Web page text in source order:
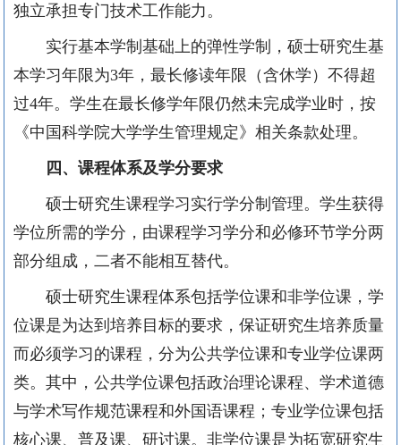
独立承担专门技术工作能力。
实行基本学制基础上的弹性学制，硕士研究生基
本学习年限为3年，最长修读年限（含休学）不得超
过4年。学生在最长修学年限仍然未完成学业时，按
《中国科学院大学学生管理规定》相关条款处理。
四、课程体系及学分要求
硕士研究生课程学习实行学分制管理。学生获得
学位所需的学分，由课程学习学分和必修环节学分两
部分组成，二者不能相互替代。
硕士研究生课程体系包括学位课和非学位课，学
位课是为达到培养目标的要求，保证研究生培养质量
而必须学习的课程，分为公共学位课和专业学位课两
类。其中，公共学位课包括政治理论课程、学术道德
与学术写作规范课程和外国语课程；专业学位课包括
核心课、普及课、研讨课。非学位课是为拓宽研究生